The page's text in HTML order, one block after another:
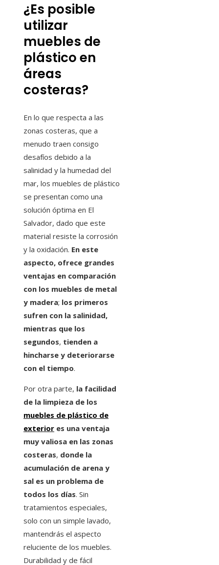
¿Es posible
utilizar
muebles de
plástico en
áreas
costeras?
En lo que respecta a las
zonas costeras, que a
menudo traen consigo
desafíos debido a la
salinidad y la humedad del
mar, los muebles de plástico
se presentan como una
solución óptima en El
Salvador, dado que este
material resiste la corrosión
y la oxidación. En este
aspecto, ofrece grandes
ventajas en comparación
con los muebles de metal
y madera; los primeros
sufren con la salinidad,
mientras que los
segundos, tienden a
hincharse y deteriorarse
con el tiempo.
Por otra parte, la facilidad
de la limpieza de los
muebles de plástico de
exterior es una ventaja
muy valiosa en las zonas
costeras, donde la
acumulación de arena y
sal es un problema de
todos los días. Sin
tratamientos especiales,
solo con un simple lavado,
mantendrás el aspecto
reluciente de los muebles.
Durabilidad y de fácil